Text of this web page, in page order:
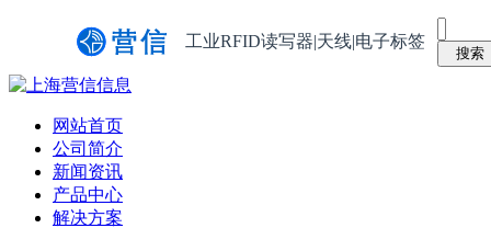
工业RFID读写器|天线|电子标签
网站首页
公司简介
新闻资讯
产品中心
解决方案